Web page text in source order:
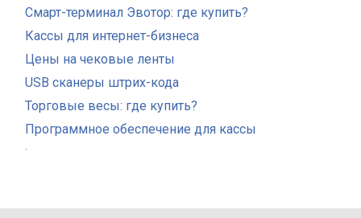
Смарт-терминал Эвотор: где купить?
Кассы для интернет-бизнеса
Цены на чековые ленты
USB сканеры штрих-кода
Торговые весы: где купить?
Программное обеспечение для кассы
.